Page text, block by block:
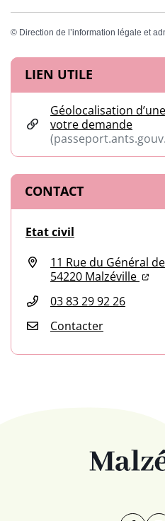
© Direction de l’information légale et
Informations
LIEN UTILE
Géolocalisation
votre demande
CONTACT
Etat civil
11 Rue du Général
54220 Malzéville
03 83 29 92 26
Contacter